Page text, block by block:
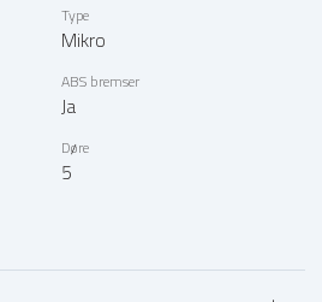
Type
Mikro
ABS bremser
Ja
Døre
5